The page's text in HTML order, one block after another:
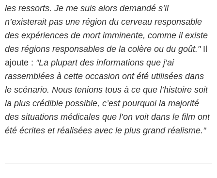
les ressorts. Je me suis alors demandé s’il
n’existerait pas une région du cerveau responsable
des expériences de mort imminente, comme il existe
des régions responsables de la colère ou du goût."Il
ajoute : "La plupart des informations que j’ai
rassemblées à cette occasion ont été utilisées dans
le scénario. Nous tenions tous à ce que l’histoire soit
la plus crédible possible, c’est pourquoi la majorité
des situations médicales que l’on voit dans le film ont
été écrites et réalisées avec le plus grand réalisme."